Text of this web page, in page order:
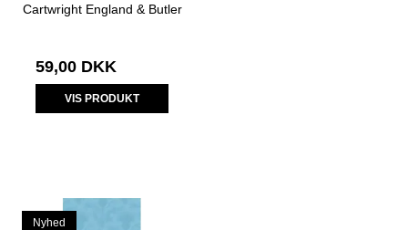
Cartwright England & Butler
59,00 DKK
VIS PRODUKT
Nyhed